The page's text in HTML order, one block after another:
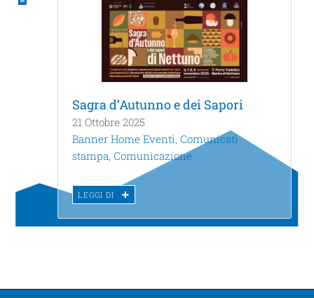
Sagra d’Autunno e dei Sapori
21 Ottobre 2025
Banner Home Eventi,Comunicati
stampa,Comunicazione
LEGGI DI